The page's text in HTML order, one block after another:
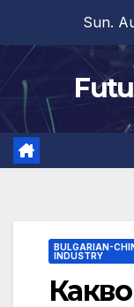
content
Sun.
BULGARIAN-
INDUSTRY